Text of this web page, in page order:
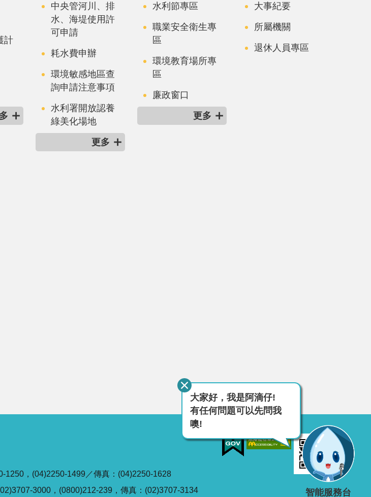
計
中央管河川、排
水、海堤使用許
可申請
耗水費申辦
環境敏感地區查
詢申請注意事項
水利署開放認養
綠美化場地
更多
水利節專區
職業安全衛生專
區
環境教育場所專
區
廉政窗口
更多
大事紀要
所屬機關
退休人員專區
1250，(04)2250-1499／傳真：(04)2250-1628
3000，(0800)212-239，傳真：(02)3707-3134
大家好，我是阿滴仔!
有任何問題可以先問我
噢!
智能服務台